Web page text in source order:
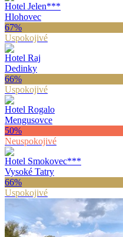
Hotel Jelen***
Hlohovec
67%
Uspokojivé
Hotel Raj
Dedinky
66%
Uspokojivé
Hotel Rogalo
Mengusovce
50%
Neuspokojivé
Hotel Smokovec***
Vysoké Tatry
66%
Uspokojivé